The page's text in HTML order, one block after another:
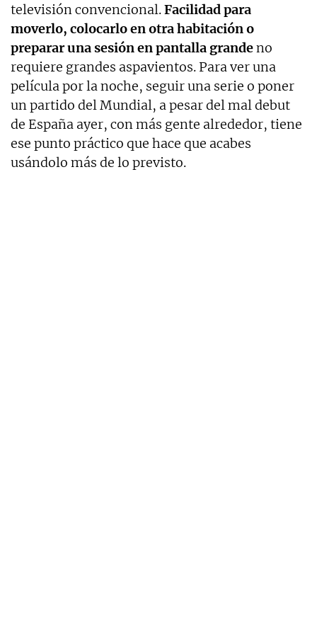
televisión convencional.Facilidad para
moverlo, colocarlo en otra habitación o
preparar una sesión en pantalla grandeno
requiere grandes aspavientos. Para ver una
película por la noche, seguir una serie o poner
un partido del Mundial, a pesar del mal debut
de España ayer, con más gente alrededor, tiene
ese punto práctico que hace que acabes
usándolo más de lo previsto.